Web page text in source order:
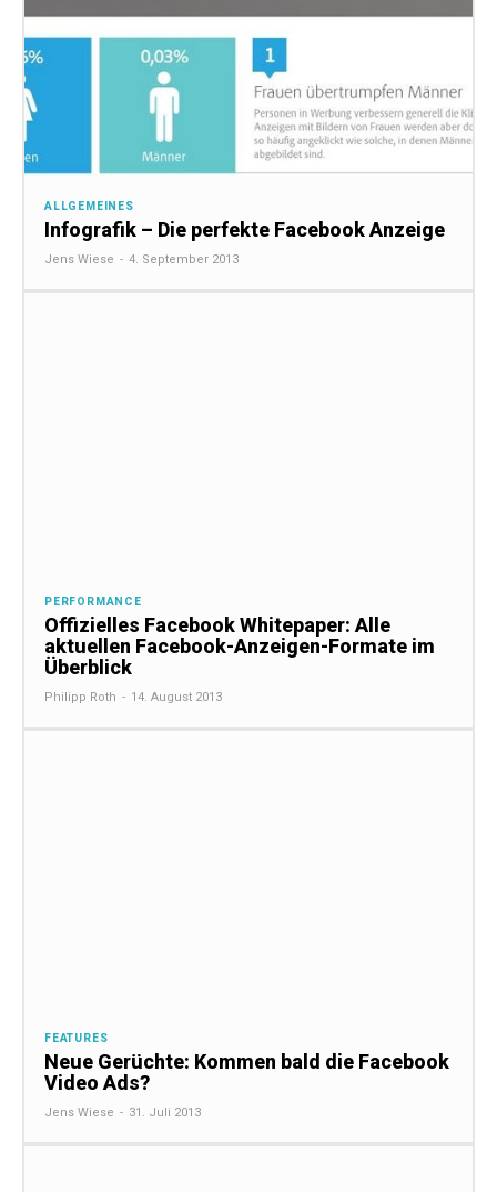
ALLGEMEINES
Infografik – Die perfekte Facebook Anzeige
Jens Wiese - 4. September 2013
PERFORMANCE
Offizielles Facebook Whitepaper: Alle
aktuellen Facebook-Anzeigen-Formate im
Überblick
Philipp Roth - 14. August 2013
FEATURES
Neue Gerüchte: Kommen bald die Facebook
Video Ads?
Jens Wiese - 31. Juli 2013